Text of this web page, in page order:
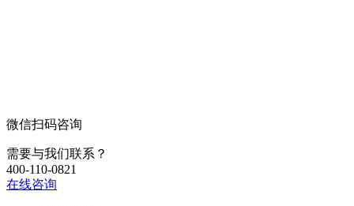
微信扫码咨询
需要与我们联系？
400-110-0821
在线咨询